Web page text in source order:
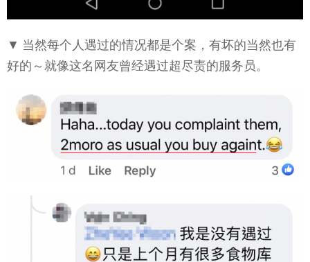
▼ 当然每个人遇过的情况都是个案，有坏的当然也有
好的～就像这名网友曾经遇过超尽责的服务员。